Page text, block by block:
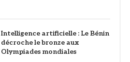
Intelligence artificielle : Le Bénin
décroche le bronze aux
Olympiades mondiales